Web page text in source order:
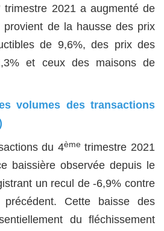
trimestre 2021 a augmenté de
provient de la hausse des prix
de 9,6%, des prix des
et ceux des maisons de
volumes des transactions
du 4èmetrimestre 2021
baissière observée depuis le
un recul de -6,9% contre
Cette baisse des
du fléchissement